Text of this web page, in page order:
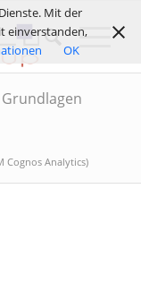
Cognos Analytics)
Mit der
einverstanden,
OK